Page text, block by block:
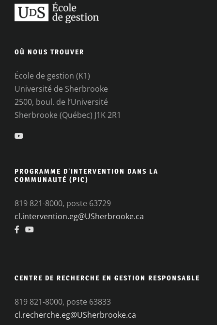
OÙ NOUS TROUVER
École de gestion (K1)
Université de Sherbrooke
2500, boul. de l’Université
Sherbrooke (Québec) J1K 2R1
PROGRAMME D’INTERVENTION DANS LA
COMMUNAUTÉ (PIC)
819 821-8000, poste 63729
cl.intervention.eg@USherbrooke.ca
CENTRE DE RECHERCHE EN GESTION RESPONSABLE
819 821-8000, poste 63833
cl.recherche.eg@USherbrooke.ca